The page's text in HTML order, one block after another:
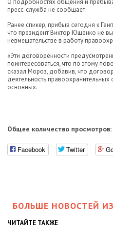
О подробностях общения и
пресс-служба не сообщает.
Ранее спикер, прибыв сегодня к
что президент Виктор Ющенко не
невмешательстве в работу
«Эти договоренности
поинтересоваться, что по этому
сказал Мороз, добавив, что
деятельность
основных.
Общее количество просмотров:
Facebook Twitter
БОЛЬШЕ НОВОСТЕЙ
ЧИТАЙТЕ ТАКЖЕ